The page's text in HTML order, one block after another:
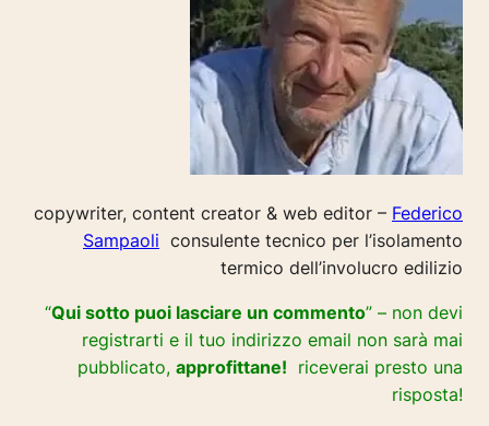
copywriter, content creator & web editor – Federico
Sampaoli consulente tecnico per l’isolamento
termico dell’involucro edilizio
“Qui sotto puoi lasciare un commento” – non devi
registrarti e il tuo indirizzo email non sarà mai
pubblicato, approfittane! riceverai presto una
risposta!